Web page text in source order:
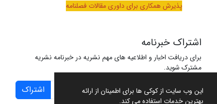
این وب سایت از کوکی ها برای اطمینان از ارائه
بهترین خدمات استفاده می کند.
پذیرش همکاری برای داوری مقالات فصلنامه
اشتراک خبرنامه
برای دریافت اخبار و اطلاعیه های مهم نشریه در خبرنامه نشریه
مشترک شوید.
اشتراک